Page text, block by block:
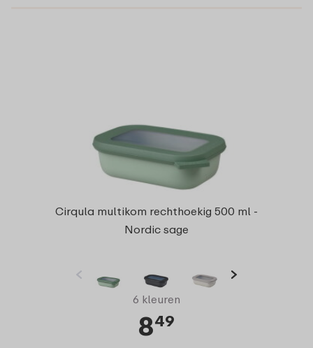
Cirqula multikom rechthoekig 500 ml -
Nordic sage
6 kleuren
849